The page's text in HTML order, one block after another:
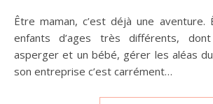
Être maman, c’est déjà une aventure. Être maman de 3
enfants d’ages très différents,
asperger et un bébé, gérer les aléas
son entreprise c’est carrément…